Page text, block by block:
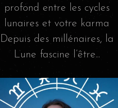
profond entre les cycles
lunaires et votre karma
Depuis des millénaires, la
Lune fascine l’être...